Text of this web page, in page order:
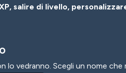
salire di livello,
lo vedranno. Scegli un nome che